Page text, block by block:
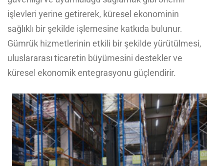
işlevleri yerine getirerek, küresel ekonominin
sağlıklı bir şekilde işlemesine katkıda bulunur.
Gümrük hizmetlerinin etkili bir şekilde yürütülmesi,
uluslararası ticaretin büyümesini destekler ve
küresel ekonomik entegrasyonu güçlendirir.